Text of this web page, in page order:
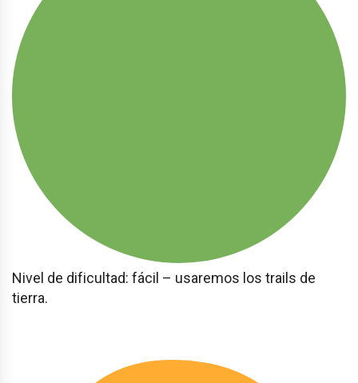
Nivel de dificultad: fácil – usaremos los trails de
tierra.